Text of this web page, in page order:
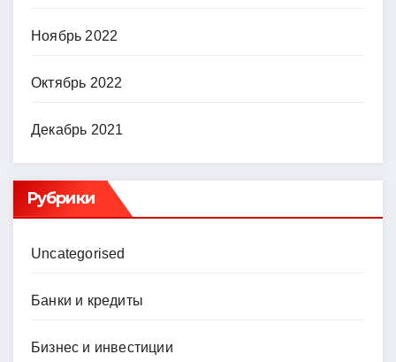
Ноябрь 2022
Октябрь 2022
Декабрь 2021
Рубрики
Uncategorised
Банки и кредиты
Бизнес и инвестиции